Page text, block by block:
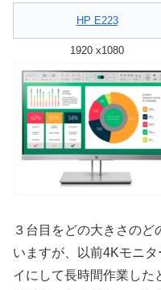
HP E223
1920 x1080
３台目をどの大きさの
いますが、以前4Kモニ
イにして長時間作業し